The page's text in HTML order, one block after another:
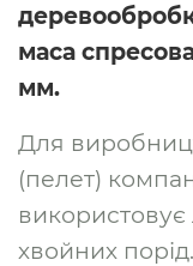
маса
мм.
Для
(пелет)
хвойних